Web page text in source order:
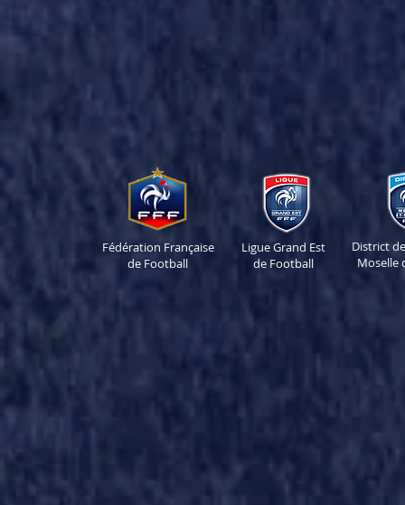
Fédération Française
de Football
Ligue Grand Est
de Football
District
Moselle